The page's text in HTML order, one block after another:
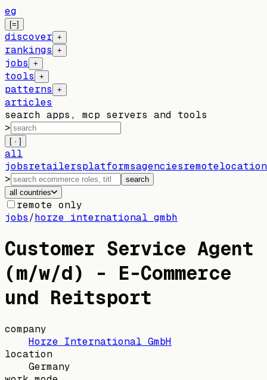
eg
[=]
discover +
rankings +
jobs +
tools +
patterns +
articles
search apps, mcp servers and tools
>
[ · ]
all
jobsretailersplatformsagenciesremote
>
search
all countries
remote only
jobs/horze international gmbh
Customer Service Agent
(m/w/d) - E-Commerce
und Reitsport
company
Horze International GmbH
location
Germany